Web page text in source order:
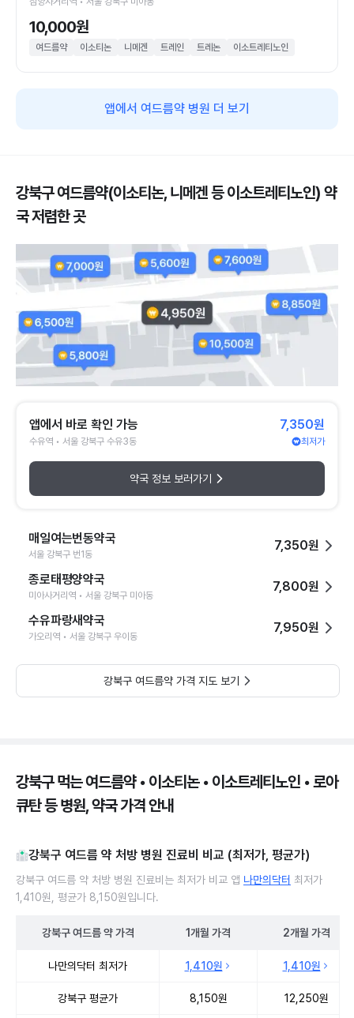
10,000원
여드름약 이소티논 니메겐 트레인 트레논 이소트레티노인
앱에서 여드름약 병원 더 보기
강북구 여드름약(이소티논, 니메겐 등 이소트레티노인) 약
국 저렴한 곳
앱에서 바로 확인 가능
수유역 • 서울 강북구 수유3동
7,350원
최저가
약국 정보 보러가기
매일여는번동약국
서울 강북구 번1동
7,350원
종로태평양약국
미아사거리역 • 서울 강북구 미아동
7,800원
수유파랑새약국
가오리역 • 서울 강북구 우이동
7,950원
강북구 여드름약 가격 지도 보기
강북구 먹는 여드름약 • 이소티논 • 이소트레티노인 • 로아
큐탄 등 병원, 약국 가격 안내
강북구 여드름 약 처방 병원 진료비 비교 (최저가, 평균가)
강북구 여드름 약 처방 병원 진료비는 최저가 비교 앱 나만의닥터 최저가
1,410원, 평균가 8,150원입니다.
강북구 여드름 약가격 1개월 가격 2개월 가격
나만의닥터 최저가 1,410원 1,410원
강북구 평균가 8,150원 12,250원